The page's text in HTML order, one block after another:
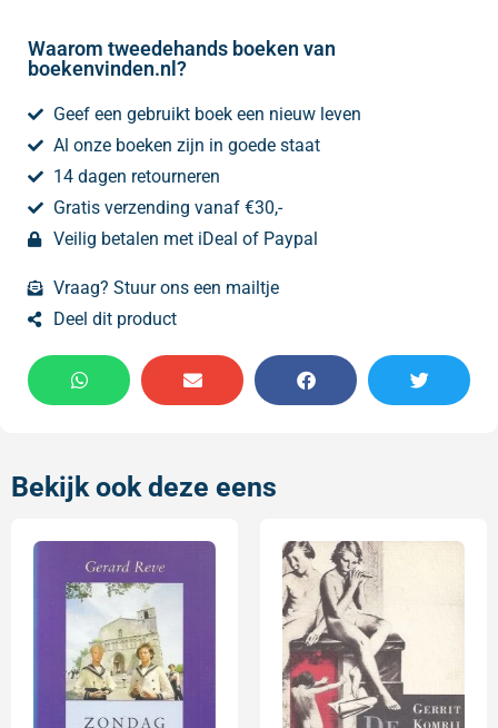
Waarom tweedehands boeken van
boekenvinden.nl?
Geef een gebruikt boek een nieuw leven
Al onze boeken zijn in goede staat
14 dagen retourneren
Gratis verzending vanaf €30,-
Veilig betalen met iDeal of Paypal
Vraag? Stuur ons een mailtje
Deel dit product
Bekijk ook deze eens